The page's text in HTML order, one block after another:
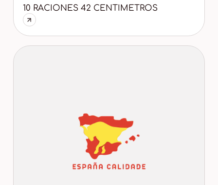
10 RACIONES 42 CENTIMETROS